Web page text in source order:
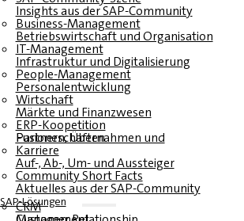
Insights aus der SAP-Community
Business-Management
Betriebswirtschaft und Organisation
IT-Management
Infrastruktur und Digitalisierung
People-Management
Personalentwicklung
Wirtschaft
Märkte und Finanzwesen
ERP-Koopetition
Fusionen, Übernahmen und Partnerschaften
Karriere
Auf-, Ab-, Um- und Aussteiger
Community Short Facts
Aktuelles aus der SAP-Community
SAP-Lösungen
CRM